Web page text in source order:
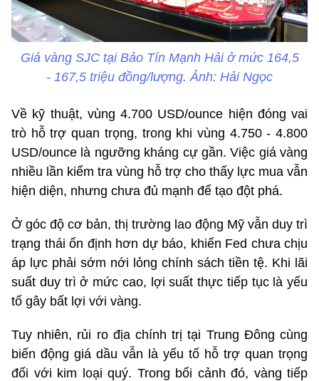
Giá vàng SJC tại Bảo Tín Mạnh Hải ở mức 164,5
- 167,5 triệu đồng/lượng. Ảnh: Hải Ngọc
Về kỹ thuật, vùng 4.700 USD/ounce hiện đóng vai
trò hỗ trợ quan trọng, trong khi vùng 4.750 - 4.800
USD/ounce là ngưỡng kháng cự gần. Việc giá vàng
nhiều lần kiểm tra vùng hỗ trợ cho thấy lực mua vẫn
hiện diện, nhưng chưa đủ mạnh để tạo đột phá.
Ở góc độ cơ bản, thị trường lao động Mỹ vẫn duy trì
trạng thái ổn định hơn dự báo, khiến Fed chưa chịu
áp lực phải sớm nới lỏng chính sách tiền tệ. Khi lãi
suất duy trì ở mức cao, lợi suất thực tiếp tục là yếu
tố gây bất lợi với vàng.
Tuy nhiên, rủi ro địa chính trị tại Trung Đông cùng
biến động giá dầu vẫn là yếu tố hỗ trợ quan trọng
đối với kim loại quý. Trong bối cảnh đó, vàng tiếp